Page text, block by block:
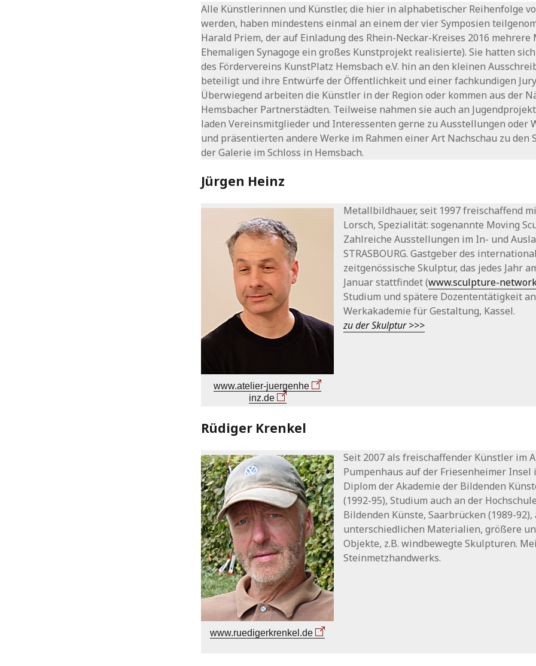
Alle Künstlerinnen und Künstler, die hier in alphabetischer Reihenfolge
werden, haben mindestens einmal an einem der vier Symposien
Harald Priem, der auf Einladung des Rhein-Neckar-Kreises 2016 mehrere
Ehemaligen Synagoge ein großes Kunstprojekt realisierte). Sie hatten
des Fördervereins KunstPlatz Hemsbach e.V. hin an den kleinen
beteiligt und ihre Entwürfe der Öffentlichkeit und einer fachkundigen
Überwiegend arbeiten die Künstler in der Region oder kommen aus der
Hemsbacher Partnerstädten. Teilweise nahmen sie auch an
laden Vereinsmitglieder und Interessenten gerne zu Ausstellungen oder
und präsentierten andere Werke im Rahmen einer Art Nachschau zu den
der Galerie im Schloss in Hemsbach.
Jürgen Heinz
www.atelier-juergenhe
inz.de
Metallbildhauer, seit 1997 freischaffend
Lorsch, Spezialität: sogenannte Moving
Zahlreiche Ausstellungen im In- und
STRASBOURG. Gastgeber des
zeitgenössische Skulptur, das jedes Jahr
Januar stattfindet (www.sculpture-
Studium und spätere Dozententätigkeit
Werkakademie für Gestaltung, Kassel.
zu der Skulptur >>>
Rüdiger Krenkel
www.ruedigerkrenkel.de
Seit 2007 als freischaffender Künstler im
Pumpenhaus auf der Friesenheimer Insel
Diplom der Akademie der Bildenden
(1992-95), Studium auch an der
Bildenden Künste, Saarbrücken (1989-
unterschiedlichen Materialien, größere
Objekte, z.B. windbewegte Skulpturen.
Steinmetzhandwerks.